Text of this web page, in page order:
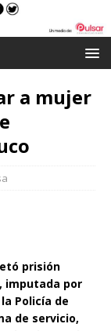
a mujer
prisión
imputada por
Policía de
de servicio,